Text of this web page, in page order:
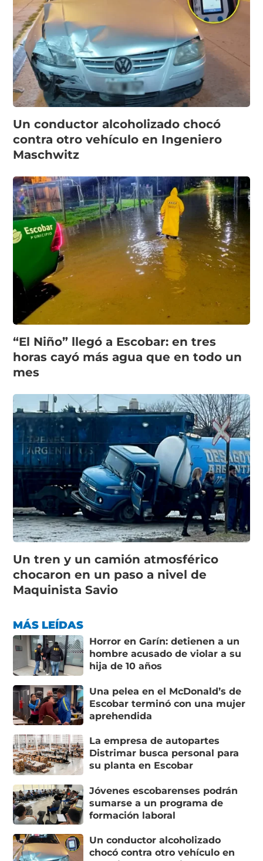
Un conductor alcoholizado chocó
contra otro vehículo en Ingeniero
Maschwitz
“El Niño” llegó a Escobar: en tres
horas cayó más agua que en todo un
mes
Un tren y un camión atmosférico
chocaron en un paso a nivel de
Maquinista Savio
MÁS LEÍDAS
Horror en Garín: detienen a un
hombre acusado de violar a su
hija de 10 años
Una pelea en el McDonald’s de
Escobar terminó con una mujer
aprehendida
La empresa de autopartes
Distrimar busca personal para
su planta en Escobar
Jóvenes escobarenses podrán
sumarse a un programa de
formación laboral
Un conductor alcoholizado
chocó contra otro vehículo en